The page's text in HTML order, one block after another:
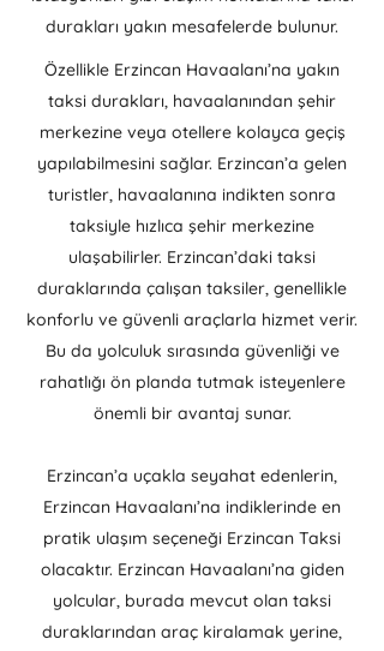
durakları yakın mesafelerde bulunur.
Özellikle Erzincan Havaalanı’na yakın
taksi durakları, havaalanından şehir
merkezine veya otellere kolayca geçiş
yapılabilmesini sağlar. Erzincan’a gelen
turistler, havaalanına indikten sonra
taksiyle hızlıca şehir merkezine
ulaşabilirler. Erzincan’daki taksi
duraklarında çalışan taksiler, genellikle
konforlu ve güvenli araçlarla hizmet verir.
Bu da yolculuk sırasında güvenliği ve
rahatlığı ön planda tutmak isteyenlere
önemli bir avantaj sunar.
Erzincan’a uçakla seyahat edenlerin,
Erzincan Havaalanı’na indiklerinde en
pratik ulaşım seçeneği Erzincan Taksi
olacaktır. Erzincan Havaalanı’na giden
yolcular, burada mevcut olan taksi
duraklarından araç kiralamak yerine,